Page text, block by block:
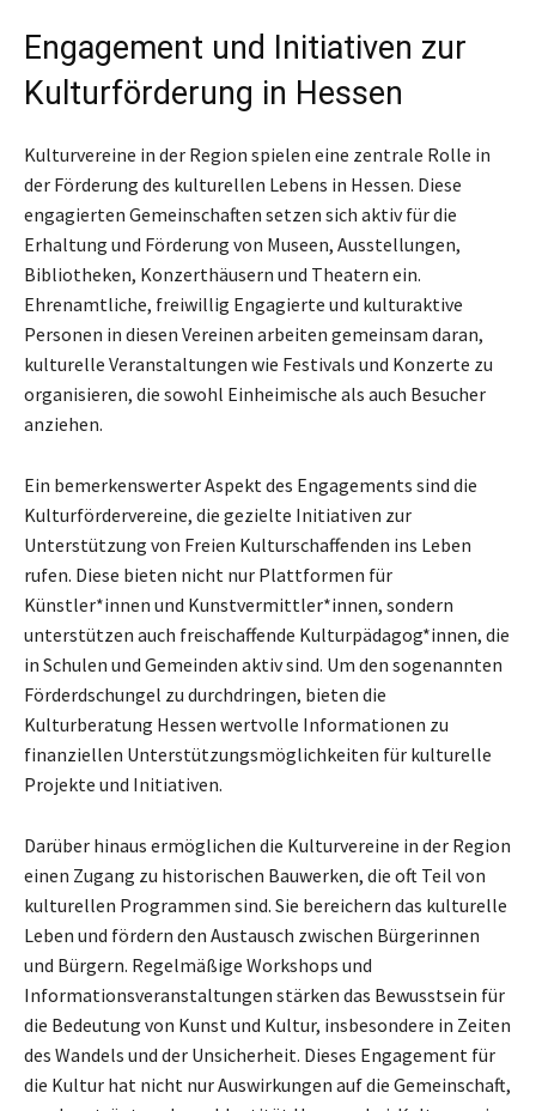
Engagement und Initiativen zur
Kulturförderung in Hessen
Kulturvereine in der Region spielen eine zentrale Rolle in
der Förderung des kulturellen Lebens in Hessen. Diese
engagierten Gemeinschaften setzen sich aktiv für die
Erhaltung und Förderung von Museen, Ausstellungen,
Bibliotheken, Konzerthäusern und Theatern ein.
Ehrenamtliche, freiwillig Engagierte und kulturaktive
Personen in diesen Vereinen arbeiten gemeinsam daran,
kulturelle Veranstaltungen wie Festivals und Konzerte zu
organisieren, die sowohl Einheimische als auch Besucher
anziehen.
Ein bemerkenswerter Aspekt des Engagements sind die
Kulturfördervereine, die gezielte Initiativen zur
Unterstützung von Freien Kulturschaffenden ins Leben
rufen. Diese bieten nicht nur Plattformen für
Künstler*innen und Kunstvermittler*innen, sondern
unterstützen auch freischaffende Kulturpädagog*innen, die
in Schulen und Gemeinden aktiv sind. Um den sogenannten
Förderdschungel zu durchdringen, bieten die
Kulturberatung Hessen wertvolle Informationen zu
finanziellen Unterstützungsmöglichkeiten für kulturelle
Projekte und Initiativen.
Darüber hinaus ermöglichen die Kulturvereine in der Region
einen Zugang zu historischen Bauwerken, die oft Teil von
kulturellen Programmen sind. Sie bereichern das kulturelle
Leben und fördern den Austausch zwischen Bürgerinnen
und Bürgern. Regelmäßige Workshops und
Informationsveranstaltungen stärken das Bewusstsein für
die Bedeutung von Kunst und Kultur, insbesondere in Zeiten
des Wandels und der Unsicherheit. Dieses Engagement für
die Kultur hat nicht nur Auswirkungen auf die Gemeinschaft,